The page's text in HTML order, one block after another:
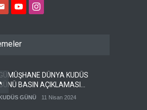
DÜNYA KUDÜS
BASIN AÇIKLAMASI
FOTO)
GÜNÜ 11 Nisan 2024